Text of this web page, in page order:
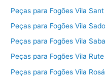
Peças para Fogões Vila
Peças para Fogões Vila
Peças para Fogões Vila
Peças para Fogões Vila Rute
Peças para Fogões Vila